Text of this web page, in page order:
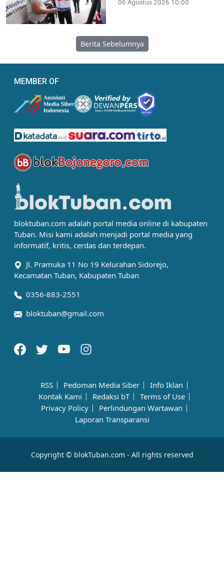
06 Agustus 2026 10:00
Berita Sebelumnya
MEMBER OF
bloktuban.com adalah portal media online di kabupaten
Tuban. Misi kami adalah menjadi portal media yang
informatif, kritis, cerdas dan terdepan.
Jl. Pramuka 11 No 19 Kelurahan Sidorejo,
Kecamatan Tuban, Kabupaten Tuban
0356-883-2551
bloktuban@gmail.com
RSS Pedoman Media Siber
Info Iklan
Kontak Kami
Redaksi bT
Terms of Use
Privacy Policy
Perlindungan Wartawan
Laporan Transparansi
Copyright © blokTuban.com - All rights reserved